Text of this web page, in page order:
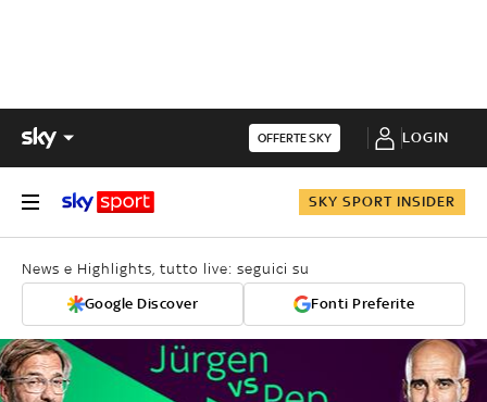
OFFERTE SKY LOGIN
SKY SPORT INSIDER
News e Highlights, tutto live: seguici su
Google Discover Fonti Preferite